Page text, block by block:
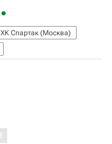
ХК Спартак (Москва)